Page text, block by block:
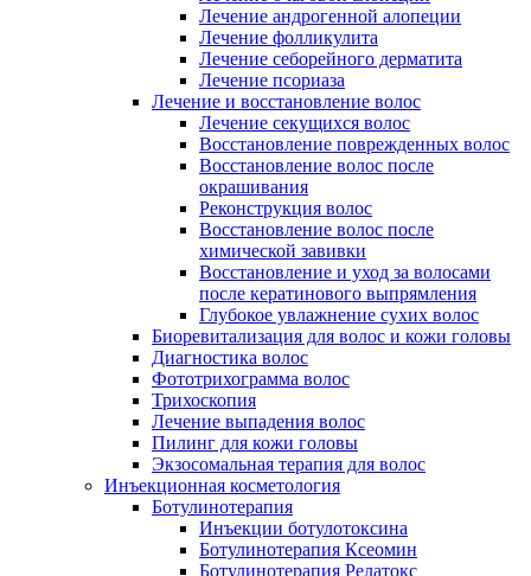
Лечение андрогенной алопеции
Лечение фолликулита
Лечение себорейного дерматита
Лечение псориаза
Лечение и восстановление волос
Лечение секущихся волос
Восстановление поврежденных волос
Восстановление волос после
окрашивания
Реконструкция волос
Восстановление волос после
химической завивки
Восстановление и уход за волосами
после кератинового выпрямления
Глубокое увлажнение сухих волос
Биоревитализация для волос и кожи головы
Диагностика волос
Фототрихограмма волос
Трихоскопия
Лечение выпадения волос
Пилинг для кожи головы
Экзосомальная терапия для волос
Инъекционная косметология
Ботулинотерапия
Инъекции ботулотоксина
Ботулинотерапия Ксеомин
Ботулинотерапия Релатокс